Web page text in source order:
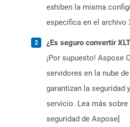
exhiben la misma
especifica en el archivo
¿Es seguro convertir
¡Por supuesto! Aspose
servidores en la nube
garantizan la seguridad
servicio. Lea más
seguridad de Aspose]